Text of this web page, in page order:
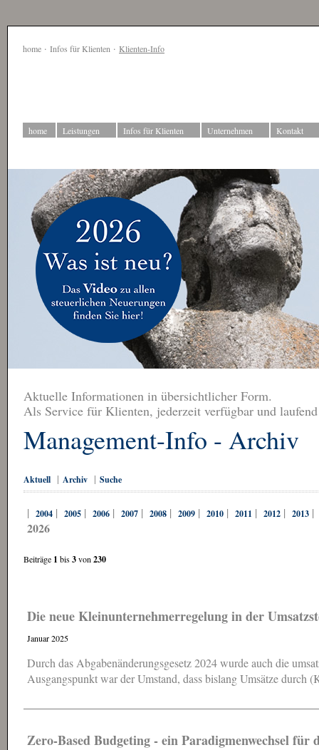
home · Infos für Klienten · Klienten-Info
home Leistungen Infos für Klienten Unternehmen Kontakt
Aktuelle Informationen in übersichtlicher Form.
Als Service für Klienten, jederzeit verfügbar und
Management-Info - Archiv
Aktuell | Archiv | Suche
| 2004 | 2005 | 2006 | 2007 | 2008 | 2009 | 2010 | 2011 | 2012 | 2013
2026
Beiträge 1 bis3von 230
Die neue Kleinunternehmerregelung in der
Januar 2025
Durch das Abgabenänderungsgesetz 2024 wurde auch die
Ausgangspunkt war der Umstand, dass bislang Umsätze durch
Zero-Based Budgeting - ein Paradigmenwechsel für